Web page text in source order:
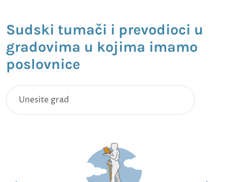
Sudski tumači i prevodioci u
gradovima u kojima imamo
poslovnice